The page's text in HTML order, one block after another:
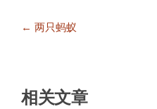
文
← 两只蚂蚁
相关文章